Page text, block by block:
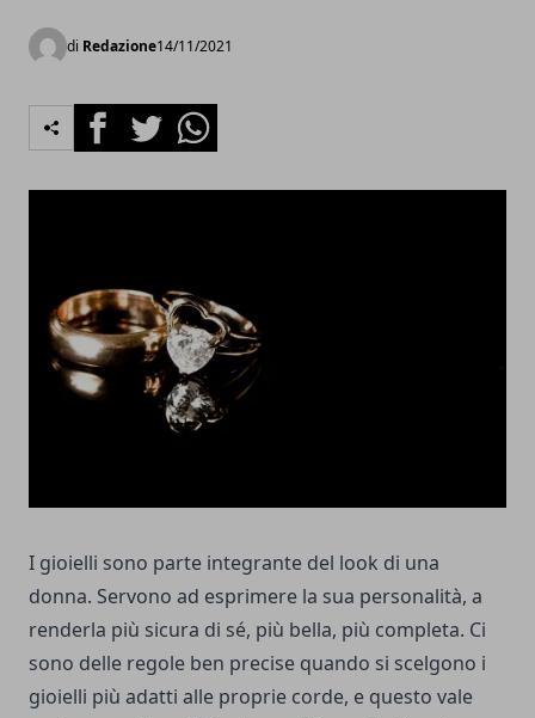
di Redazione14/11/2021
FacebookTwitterWhatsapp
I gioielli sono parte integrante del look di una
donna. Servono ad esprimere la sua personalità, a
renderla più sicura di sé, più bella, più completa. Ci
sono delle regole ben precise quando si scelgono i
gioielli più adatti alle proprie corde, e questo vale